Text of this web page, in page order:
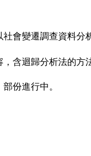
會變遷調查資料分
含迴歸分析法的方
份進行中。